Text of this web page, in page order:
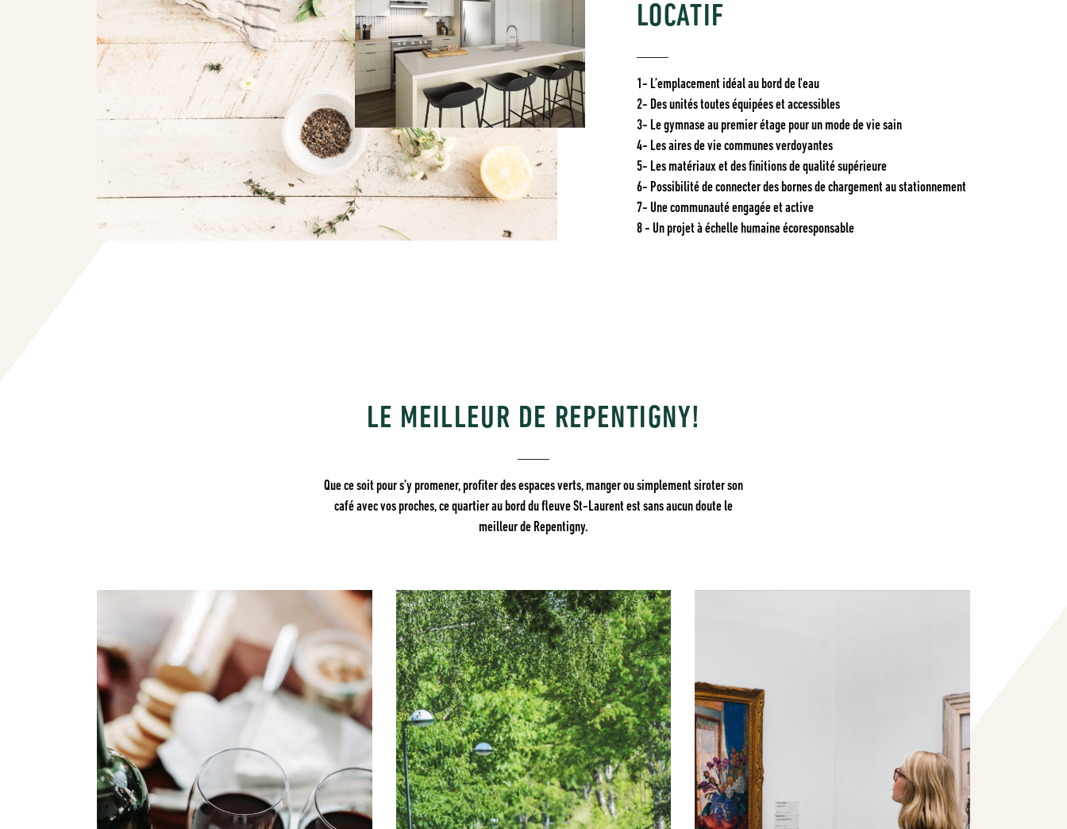
LOCATIF
1- L’emplacement idéal au bord de l'eau
2- Des unités toutes équipées et accessibles
3- Le gymnase au premier étage pour un mode de vie sain
4- Les aires de vie communes verdoyantes
5- Les matériaux et des finitions de qualité supérieure
6- Possibilité de connecter des bornes de chargement au stationnement
7- Une communauté engagée et active
8 - Un projet à échelle humaine écoresponsable
LE MEILLEUR DE REPENTIGNY!
Que ce soit pour s’y promener, profiter des espaces verts, manger ou simplement siroter son
café avec vos proches, ce quartier au bord du fleuve St-Laurent est sans aucun doute le
meilleur de Repentigny.